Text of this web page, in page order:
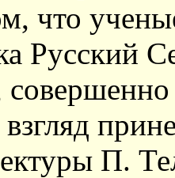
что
Русский
П.